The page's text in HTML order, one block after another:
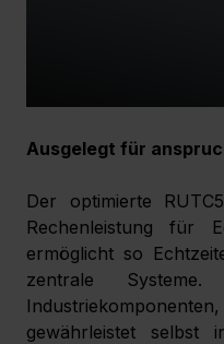
Ausgelegt für
Der optimierte
Rechenleistung für
ermöglicht so
zentrale
gewährleistet selbst